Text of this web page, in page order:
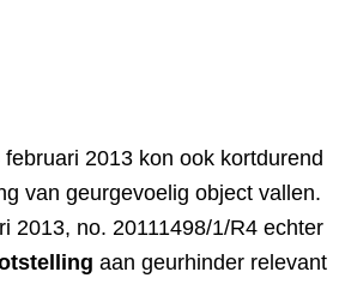
2013 kon ook kortdurend
van geurgevoelig object vallen.
2013, no. 20111498/1/R4 echter
aan geurhinder relevant